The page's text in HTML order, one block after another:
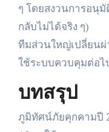
ๆ โดยสงวนการอนุ
กลับไม่ได้จริง ๆ)
ทีมส่วนใหญ่เปลี่ยน
ใช้ระบบควบคุมต่อไ
บทสรุป
ภูมิทัศน์ภัยคุกคามปี